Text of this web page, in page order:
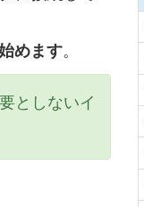
めます。
としないイ